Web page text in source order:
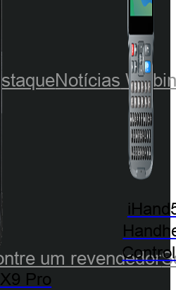
Pro
Notícias
um revendedor